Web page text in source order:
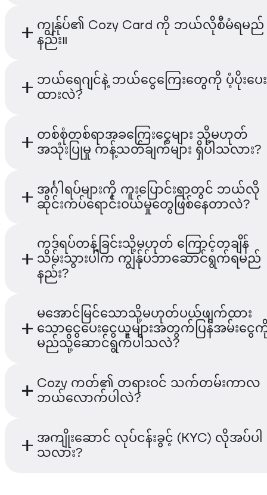
အထူးသင့်လျော်ပါသည်။
-ကမ္ဘာတစ်ခြင်းလုံးအသုံး
USD Basic -အသုံးချမှုသက်သာပ
USD Zero
မူလအဆင့်ရွေးချယ်
အနည်းဆုံးကောက်ကျစ်သောနစ်နန်
ကုန်ကျစရိတ်နှင့် ချက်ချင်းထည့်သွင်
သီးသန့်သီး စတုိးဆုိင္မ်ား၊ အြန္လိုင္းစာရင္းသြင္
င့္ (လိုအပ္သည္႔အခါ) မိုဘိုင်းပိုက်ဆံအပ်ေျဖခ်က္မ်ား
ည္။ ATM ျဖင့္ ေငြထုတ္ယူျခင္းကို ယခုအခါတ
ပါ။
လတ်တလောတွင် Cozy Card ကို ကတ်အမျိုးအစား
အနက် သာမန်ကတ်အနေဖြင့်သာ ထုတ်ဝေထားပါ
ပိုင်ဆိုင်ရာ ကတ်မျိုးကို တီထွင်နေဆဲဖြစ်ပြီး အနာ
ထုတ်ပြန်မှုတွင် ဓါတ်မှန်ပြုလုပ်ပြီး သုံးစွဲနိုင်မည့်အမ
အနေနဲ့ မကြာမီ ထုတ်လိုက်မည်။
ကျွန်ုပ်၏ Cozy Card ကို ဘယ်လိုစီမံရမည်
နည်း။
သင်သည် Cwallet အက်ပ်တွင် သင့်ကတ်လက်ကျန်
လှောင် လုပ်ဆောင်မှုမှတ်တမ်းနှင့် အသုံးစရိတ်မှတ်တ
ညီ အပ်ဒေးတများနှင့် ချက်ချင်းများက ကတ် ဒ
ဆင့် ရနိုင်ပါတယ်။
ဘယ်ရေဂျင်နဲ့ ဘယ်ငွေကြေးတွေကို ပံ့ပိုးပေး
ထားလဲ?
Cozy Card သည် ဒေသခံ အာဏာပိုင်များ၏ ထေ
အရ မည်သည့် နိုင်ငံနှင့် ဒေသကြီးများတွင် မဆို အ
ပါသည်။ မူရင်းငွေကြေးသည် ရွေးချယ်ထားသေ
အမျိုးအစားပေါ်မူတည်၍ HKD ဒဏ်လိုင် ရော
တစ်ခုဖြစ်နိုင်ပါတယ်။
တစ်စုံတစ်ရာအခကြေးငွေများ သို့မဟုတ်
အသုံးပြုမှု ကန့်သတ်ချက်များ ရှိပါသလား?
ဟုတ်ပါတယ်။ ကတ်အမျိုးအစားအလိုက် ထုတ်ပေး
အသုံးပြုနိုင်သော ကန့်သတ်ချက်များနှင့် နှင့်ပြတ် မ
ပြန်လည်လုပ်ဆောင်နိင်မှု အခများ ပါဝင်ပါတယ်
အချက်အလက်များကို Cwallet အက်ပ်ရှိ Cozy
စာမျက်နှာတွင် ကြည့်ရှုနိုင်ပါသည်။
အင်္ဂါရပ်များကို ကူးပြောင်းရာတွင် ဘယ်လို
ဆိုင်းကပ်ရောင်းဝယ်မှုတွေဖြစ်နေတာလဲ?
ငွေပေးချေမှုဆောင်ရွက်သောအခါ၌၊ Cozy
သင့်၏ကရစ်တိုငွေခြင်းအမျိုးမျိုးကို ယခိုင်ဈေး
အလိုအလျောက် ငွေကြေးပမာဏများအဖြစ် ပြော
ပေးသည်။ ဤအပြောင်းအလဲသည် မျက်နှာကြပ်မ
အချက်အလက် ကုန်ပြန် ပြန်သည် ဟု ဆိုနိုင်ပါသ
ကဒ်ရပ်တန့်ခြင်းသို့မဟုတ် ကြောင့်တချိန်
သိမ်းသွားပါက ကျွန်ုပ်ဘာဆောင်ရွက်ရမည်
နည်း?
သင့်ကတ်ကို အောက်ပါအကြောင်းရင်းများက
ယာယီ အေးခတ်ထားနိုင်ပါသည် -
လက်ကိုင်အပလီကေးရှင်းမှ သတ်မှ
သော ရပ်ဆိုင်းမှုပြုလုပ်ခဲ့သည်။
连续三笔交易失败
ငွေလွှဲပျက်ကွက်ခြင်းဦးစားပေးဖြစ်ခ
ထားသည်။ ချပေးရန်အတွက်
အနည်းဆုံး 20 USDT ဖြင့် သင့်
ထပ်ဖြည့်ပါ။
မအောင်မြင်သောသို့မဟုတ်ပယ်ဖျက်ထား
သောငွေပေးငွေယူများအတွက်ပြန်အမ်းငွေ
မည်သို့ဆောင်ရွက်ပါသလဲ?
ပြန်အမ်းငွေများကို ပုံမှန်အားဖြင့် ၃–၇ လုပ်ငန်းန
ဆောင်ရွက်ပေးပါသည်။ ၎င်းသည် သက်ဆိုင်ရာ
မူတည်ပါသည်။
Cozy ကတ်၏ တရားဝင် သက်တမ်းကာလ
ဘယ်လောက်ပါလဲ?
အသက် ၃ နှစ်ကြာသည့်နေ့မှ စ၍ အချို့သော Cozy
များသည် မသန်စွမ်းဖြစ်နေသည်။ သက်တမ်းကုန်
အကျိုးဆောင် လုပ်ငန်းခွင့် (KYC) လိုအပ်ပါ
သလား?